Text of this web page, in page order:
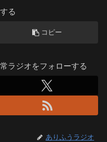
る
コピー
ラジオをフォローする
ありふうラジオ